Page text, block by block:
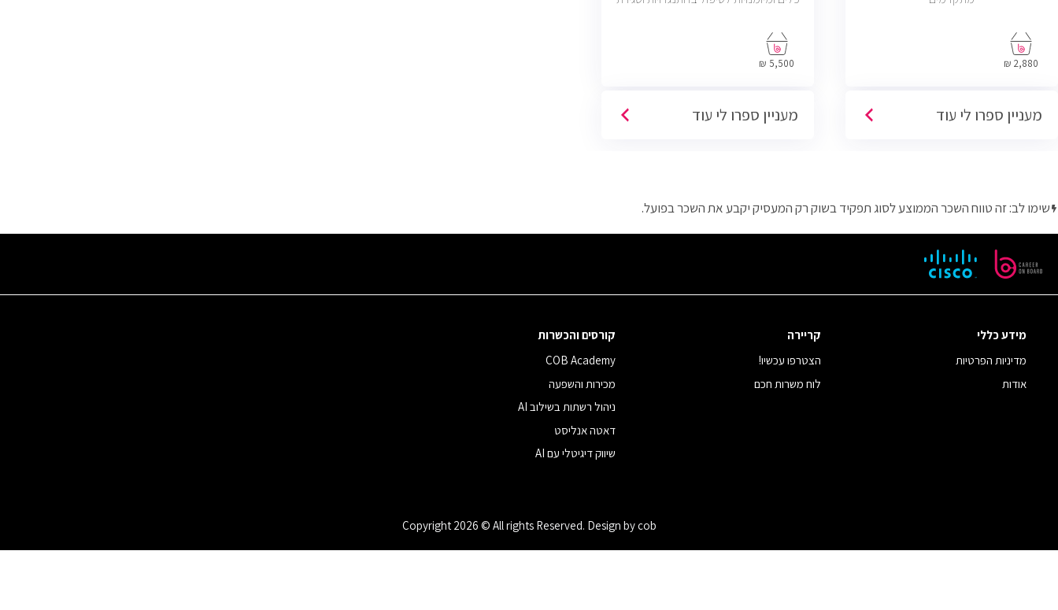
2,880 ₪
מעניין ספרו לי עוד
פתוחות בשוק בחברות וארגונים מכל
הסוגים והגדלים (מכירות טלפוניות,5,500 ₪
מעניין ספרו לי עוד
שימו לב: זה טווח השכר הממוצע לסוג תפקיד בשוק רק המעסיק יקבע את השכר בפועל.
מידע כללי
מדיניות הפרטיות
אודות
קריירה
הצטרפו עכשיו!
לוח משרות חכם
קורסים והכשרות
COB Academy
מכירות והשפעה
ניהול רשתות בשילוב AI
דאטה אנליסט
שיווק דיגיטלי עם AI
Copyright 2026 © All rights Reserved. Design by cob